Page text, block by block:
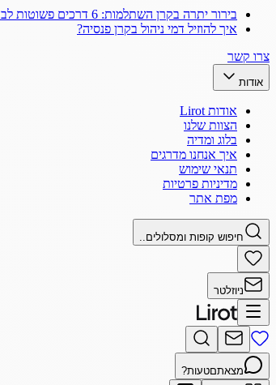
בירור יתרה בקרן השתלמות: 6 דרכים פשוטות לבדוק את היתרה שלך
איך להוזיל דמי ניהול בקרן פנסיה?
צרו קשר
אודות
אודות Lirot
הצוות שלנו
בלוג ומדיה
איך אנחנו מדרגים
תנאי שימוש
מדיניות פרטיות
מפת אתר
חיפוש קופות ומסלולים..
ניוזלטר
מצאתםטעות?